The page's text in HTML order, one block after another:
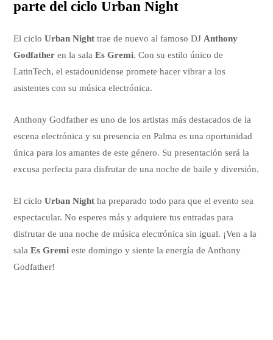
parte del ciclo Urban Night
El cicloUrban Night trae de nuevo al famoso DJ Anthony
Godfather en la salaEs Gremi. Con su estilo único de
LatinTech, el estadounidense promete hacer vibrar a los
asistentes con su música electrónica.
Anthony Godfather es uno de los artistas más destacados de la
escena electrónica y su presencia en Palma es una oportunidad
única para los amantes de este género. Su presentación será la
excusa perfecta para disfrutar de una noche de baile y diversión.
El cicloUrban Night ha preparado todo para que el evento sea
espectacular. No esperes más y adquiere tus entradas para
disfrutar de una noche de música electrónica sin igual. ¡Ven a la
salaEs Gremi este domingo y siente la energía de Anthony
Godfather!